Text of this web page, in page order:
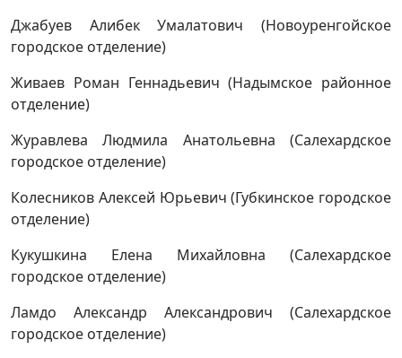
Джабуев Алибек Умалатович (Новоуренгойское
городское отделение)
Живаев Роман Геннадьевич (Надымское районное
отделение)
Журавлева Людмила Анатольевна (Салехардское
городское отделение)
Колесников Алексей Юрьевич (Губкинское городское
отделение)
Кукушкина Елена Михайловна (Салехардское
городское отделение)
Ламдо Александр Александрович (Салехардское
городское отделение)